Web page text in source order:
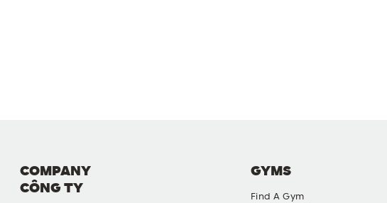
COMPANY
CÔNG TY
GYMS
Find A Gym